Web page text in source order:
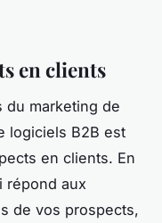
en clients
du marketing de
logiciels B2B est
en clients. En
répond aux
de vos prospects,